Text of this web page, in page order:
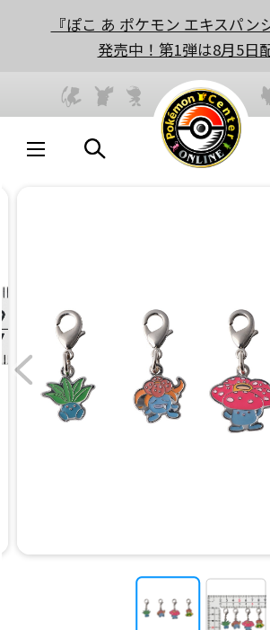
『ぽこ あ ポケモン エキスパン
発売中！第1弾は8月5日